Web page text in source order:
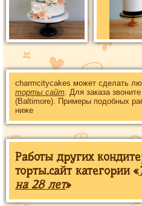
charmcitycakes может сделать
торты.сайт. Для заказа
(Baltimore). Примеры подобных
ниже
Работы других
торты.сайт категории «
на 28 лет»